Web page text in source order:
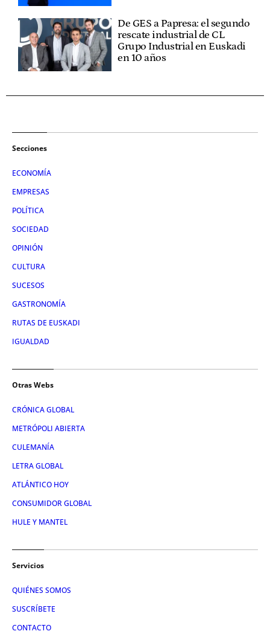
De GES a Papresa: el segundo
rescate industrial de CL
Grupo Industrial en Euskadi
en 10 años
Secciones
ECONOMÍA
EMPRESAS
POLÍTICA
SOCIEDAD
OPINIÓN
CULTURA
SUCESOS
GASTRONOMÍA
RUTAS DE EUSKADI
IGUALDAD
Otras Webs
CRÓNICA GLOBAL
METRÓPOLI ABIERTA
CULEMANÍA
LETRA GLOBAL
ATLÁNTICO HOY
CONSUMIDOR GLOBAL
HULE Y MANTEL
Servicios
QUIÉNES SOMOS
SUSCRÍBETE
CONTACTO